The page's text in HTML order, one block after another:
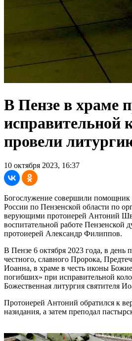
В Пензе в храме
исправительной
провели
10 октября 2023, 16:37
Богослужение совершили
России по Пензенской области по
верующими протоиерей Антоний
воспитательной работе Пензенской
протоиерей Александр Филиппов.
В Пензе 6 октября 2023 года, в день
честного, славного Пророка,
Иоанна, в храме в честь иконы
погибших» при исправительной
Божественная литургия святителя
Протоиерей Антоний обратился к
назидания, а затем преподал